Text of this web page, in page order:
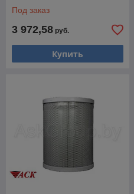
Под заказ
3 972,58 руб.
Купить